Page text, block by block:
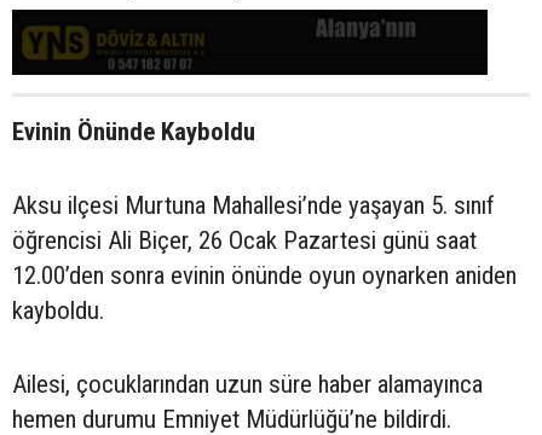
Evinin Önünde Kayboldu
Aksu ilçesi Murtuna Mahallesi’nde yaşayan 5. sınıf
öğrencisi Ali Biçer, 26 Ocak Pazartesi günü saat
12.00’den sonra evinin önünde oyun oynarken aniden
kayboldu.
Ailesi, çocuklarından uzun süre haber alamayınca
hemen durumu Emniyet Müdürlüğü’ne bildirdi.